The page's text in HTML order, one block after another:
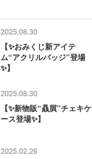
2025.08.30
【✨️おみくじ新アイテ
ム“アクリルバッジ”登場
✨️】
2025.08.30
【✨️新物販“贔屓”チェキケ
ース登場✨️】
2025.02.26